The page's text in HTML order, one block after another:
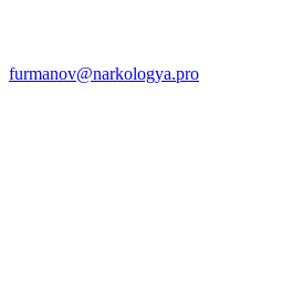
furmanov@narkologya.pro